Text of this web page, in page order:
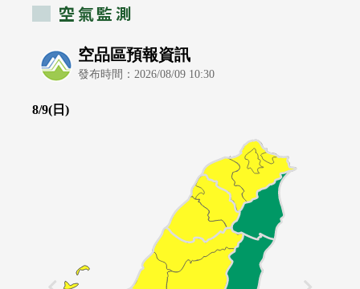
空氣監測